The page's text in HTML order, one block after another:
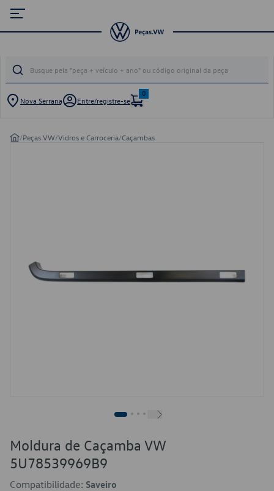
Nova Serrana Entre/registre-se
0
/Peças VW/Vidros e Carroceria/Caçambas
Moldura de Caçamba VW
5U78539969B9
Compatibilidade: Saveiro